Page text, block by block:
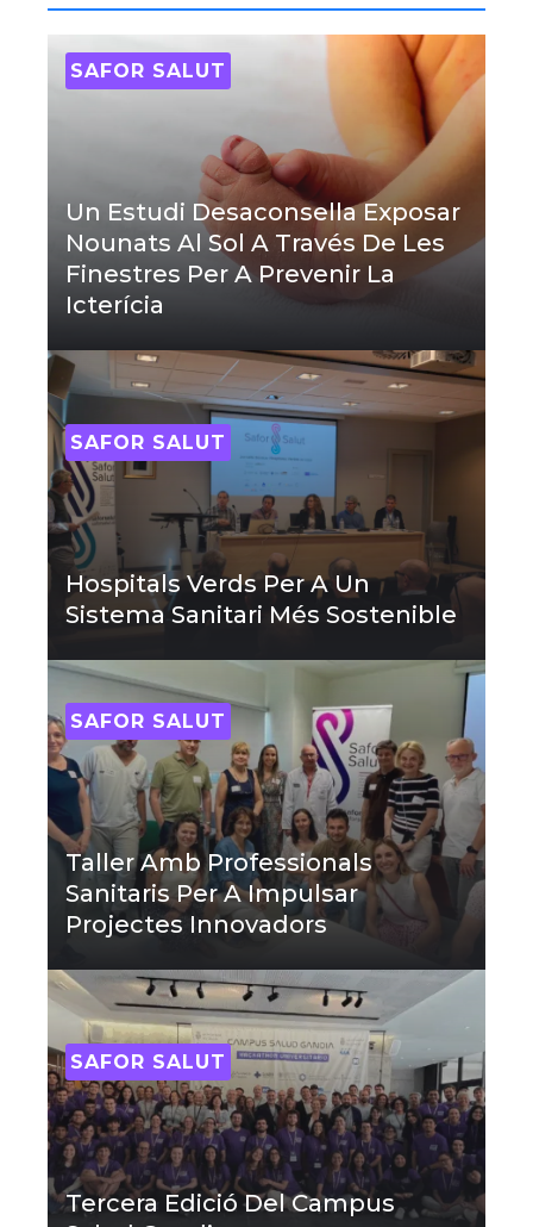
SAFOR SALUT
Un Estudi Desaconsella Exposar
Nounats Al Sol A Través De Les
Finestres Per A Prevenir La
Icterícia
SAFOR SALUT
Hospitals Verds Per A Un
Sistema Sanitari Més Sostenible
SAFOR SALUT
Taller Amb Professionals
Sanitaris Per A Impulsar
Projectes Innovadors
SAFOR SALUT
Tercera Edició Del Campus